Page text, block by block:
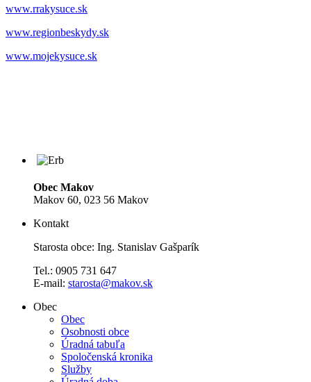
www.rrakysuce.sk
www.regionbeskydy.sk
www.mojekysuce.sk
Obec Makov
Makov 60, 023 56 Makov
Kontakt
Starosta obce: Ing. Stanislav Gašparík
Tel.: 0905 731 647
E-mail: starosta@makov.sk
Obec
Obec
Osobnosti obce
Úradná tabuľa
Spoločenská kronika
Služby